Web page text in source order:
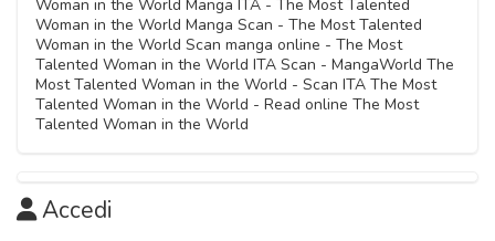
Woman in the World Manga ITA - The Most Talented
Woman in the World Manga Scan - The Most Talented
Woman in the World Scan manga online - The Most
Talented Woman in the World ITA Scan - MangaWorld The
Most Talented Woman in the World - Scan ITA The Most
Talented Woman in the World - Read online The Most
Talented Woman in the World
Accedi